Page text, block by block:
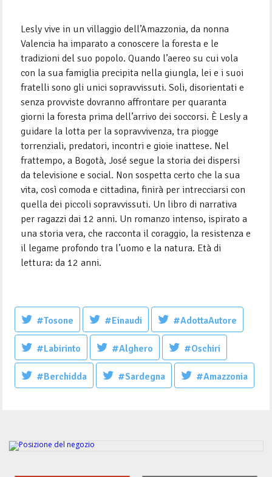
Lesly vive in un villaggio dell’Amazzonia, da nonna
Valencia ha imparato a conoscere la foresta e le
tradizioni del suo popolo. Quando l’aereo su cui vola
con la sua famiglia precipita nella giungla, lei e i suoi
fratelli sono gli unici sopravvissuti. Soli, disorientati e
senza provviste dovranno affrontare per quaranta
giorni la foresta prima dell’arrivo dei soccorsi. È Lesly a
guidare la lotta per la sopravvivenza, tra piogge
torrenziali, predatori, incontri e gioie inattese. Nel
frattempo, a Bogotà, José segue la storia dei dispersi
da televisione e social. Non sospetta certo che la sua
vita, così comoda e cittadina, finirà per intrecciarsi con
quella dei piccoli sopravvissuti. Un libro di narrativa
per ragazzi dai 12 anni. Un romanzo intenso, ispirato a
una storia vera, che racconta il coraggio, la resistenza e
il legame profondo tra l’uomo e la natura. Età di
lettura: da 12 anni.
#Tosone #Einaudi #AdottaAutore
#Labirinto #Alghero #Oschiri
#Berchidda #Sardegna #Amazzonia